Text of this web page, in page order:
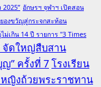
อักษรฯ จุฬาฯ เปิดสอน
องขวัญสู่กระจกสะท้อน
เกิน 14 ปี รายการ "3 Times
จัดใหญ่สืบสาน
ญ” ครั้งที่ 7โรงเรียน
ญิงถ้วยพระราชทาน